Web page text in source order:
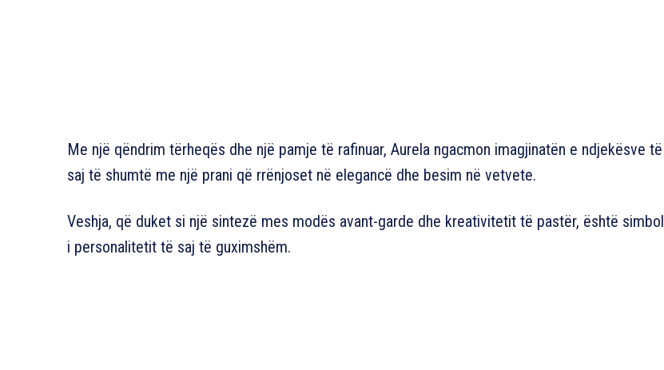
Me një qëndrim tërheqës dhe një pamje të rafinuar, Aurela ngacmon imagjinatën e ndjekësve të
saj të shumtë me një prani që rrënjoset në elegancë dhe besim në vetvete.
Veshja, që duket si një sintezë mes modës avant-garde dhe kreativitetit të pastër, është simbol
i personalitetit të saj të guximshëm.